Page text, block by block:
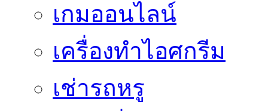
เกมออนไลน์
เครื่องทำไอศกรีม
เช่ารถหรู